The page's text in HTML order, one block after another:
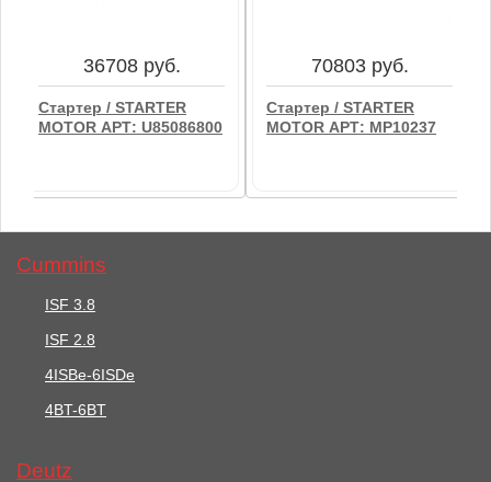
В корзину В корзину
36708 руб.
Стартер / STARTER
MOTOR АРТ: U85086800
36708 руб.
Стартер / STARTER
70803 руб.
Стартер / STARTER
MOTOR АРТ: MP10237
Cummins
ISF 3.8
ISF 2.8
4ISBe-6ISDe
4BT-6BT
Deutz